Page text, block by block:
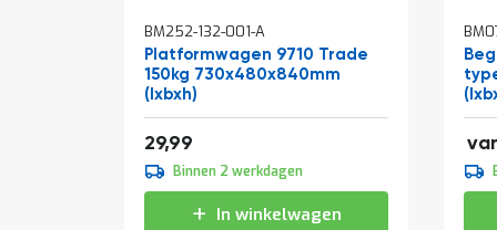
BM252-132-001-A
Platformwagen 9710 Trade
150kg 730x480x840mm
(lxbxh)
29,99
winkelwagen
Binnen 2 werkdagen
In winkelwagen